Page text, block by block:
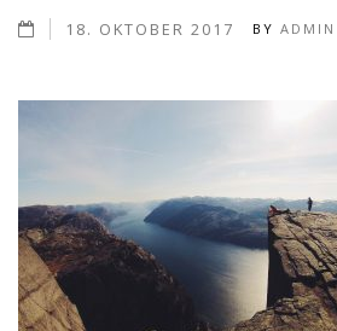
18. OKTOBER 2017 BYADMIN